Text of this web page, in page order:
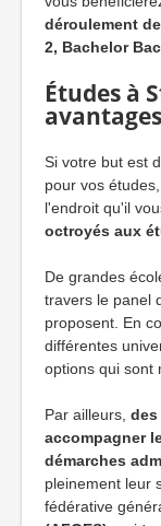
déroulement
2, Bachelor
Études à
Si votre but est
pour vos
l'endroit qu'il
octroyés aux
De grandes
travers le panel
proposent. En
différentes
options qui sont
Par ailleurs,
accompagner
démarches
pleinement leur
fédérative